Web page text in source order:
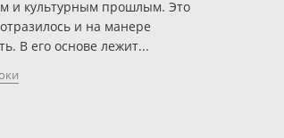
и культурным прошлым. Это
и на манере
В его основе лежит...